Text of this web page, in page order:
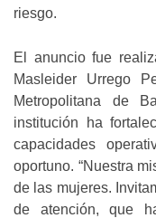
riesgo.
El anuncio fue
Masleider Urrego
Metropolitana de
institución ha
capacidades
oportuno. “Nuestra
de las mujeres.
de atención, que